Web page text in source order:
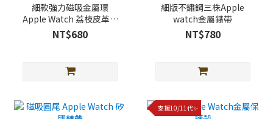
細款強力磁吸金屬環
Apple Watch 荔枝皮革錶
帶
NT$680
細版不鏽鋼三株Apple
watch金屬錶帶
NT$780
支援10/11代✨